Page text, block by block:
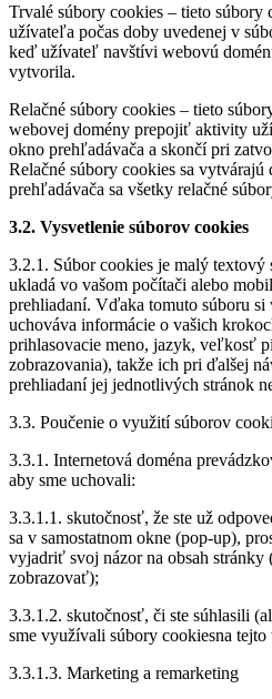
Trvalé súbory cookies – tieto súbory
užívateľa počas doby uvedenej v
keď užívateľ navštívi webovú
vytvorila.
Relačné súbory cookies – tieto
webovej domény prepojiť aktivity
okno prehľadávača a skončí pri
Relačné súbory cookies sa vytvárajú
prehľadávača sa všetky relačné
3.2. Vysvetlenie súborov cookies
3.2.1. Súbor cookies je malý
ukladá vo vašom počítači alebo
prehliadaní. Vďaka tomuto súboru
uchováva informácie o vašich
prihlasovacie meno, jazyk, veľkosť
zobrazovania), takže ich pri ďalšej
prehliadaní jej jednotlivých stránok
3.3. Poučenie o využití súborov
3.3.1. Internetová doména
aby sme uchovali:
3.3.1.1. skutoč­nosť, že ste už
sa v samostatnom okne (pop-up),
vyjadriť svoj názor na obsah stránky
zobrazovať);
3.3.1.2. skutoč­nosť, či ste súhlasili
sme využívali súbory cookiesna
3.3.1.3. Marketing a remarketing